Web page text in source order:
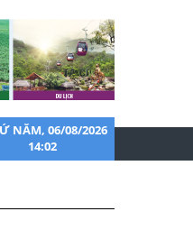
NĂM, 06/08/2026
14:02